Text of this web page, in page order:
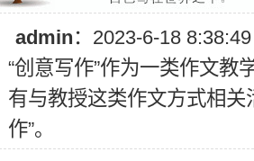
admin ：2023-6-18
“创意写作”作为一类作文教
有与教授这类作文方式相关
作”。